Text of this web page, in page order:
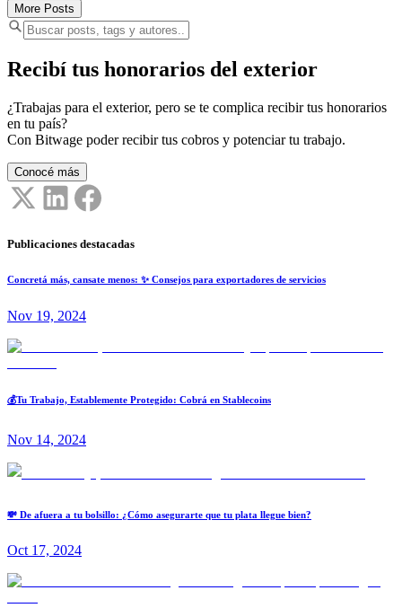
More Posts
Recibí tus honorarios del exterior
¿Trabajas para el exterior, pero se te complica recibir tus honorarios
en tu país?
Con Bitwage poder recibir tus cobros y potenciar tu trabajo.
Conocé más
Publicaciones destacadas
Concretá más, cansate menos: ✨ Consejos para exportadores de servicios
Nov 19, 2024
💰Tu Trabajo, Establemente Protegido: Cobrá en Stablecoins
Nov 14, 2024
💸 De afuera a tu bolsillo: ¿Cómo asegurarte que tu plata llegue bien?
Oct 17, 2024